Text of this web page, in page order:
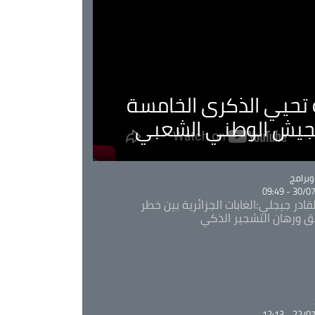
تحيي الذكرى الخامسة
الوطني الشعبي
30/07/
جيجلي:الغابات الجزائرية بين خطر
ورهان التشجير الذكي